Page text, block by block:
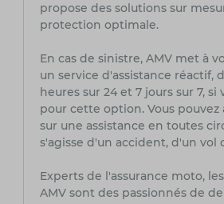
propose des solutions sur
protection optimale.
En cas de sinistre, AMV met à
un service d'assistance réactif,
heures sur 24 et 7 jours sur 7, si
pour cette option. Vous
sur une assistance en toutes
s'agisse d'un accident, d'un vol
Experts de l'assurance moto,
AMV sont des passionnés de